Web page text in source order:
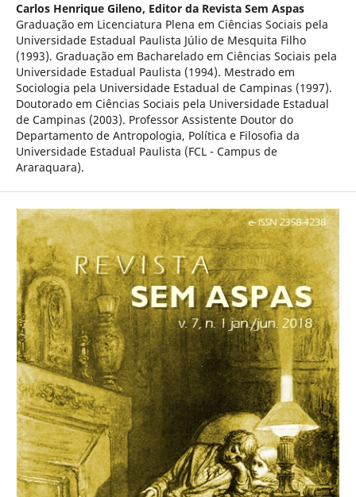
Carlos Henrique Gileno, Editor da Revista Sem Aspas
Graduação em Licenciatura Plena em Ciências Sociais pela
Universidade Estadual Paulista Júlio de Mesquita Filho
(1993). Graduação em Bacharelado em Ciências Sociais pela
Universidade Estadual Paulista (1994). Mestrado em
Sociologia pela Universidade Estadual de Campinas (1997).
Doutorado em Ciências Sociais pela Universidade Estadual
de Campinas (2003). Professor Assistente Doutor do
Departamento de Antropologia, Política e Filosofia da
Universidade Estadual Paulista (FCL - Campus de
Araraquara).